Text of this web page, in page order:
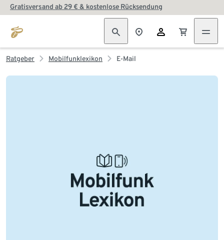
Gratisversand ab 29 € & kostenlose Rücksendung
Ratgeber Mobilfunklexikon E-Mail